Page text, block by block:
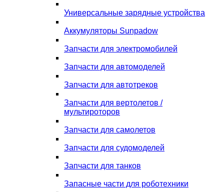
Универсальные зарядные устройства
Аккумуляторы Sunpadow
Запчасти для электромобилей
Запчасти для автомоделей
Запчасти для автотреков
Запчасти для вертолетов /
мультироторов
Запчасти для самолетов
Запчасти для судомоделей
Запчасти для танков
Запасные части для роботехники